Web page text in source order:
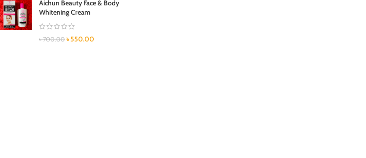
Aichun Beauty Face & Body
Whitening Cream
৳700.00 ৳550.00